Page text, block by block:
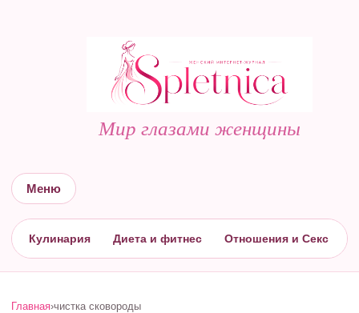
Мир глазами женщины
Меню
Кулинария Диета и фитнес Отношения и Секс
Главная›чистка сковороды